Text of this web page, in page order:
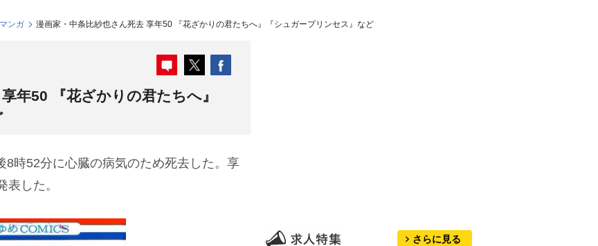
マンガ 漫画家・中条比紗也さん死去 享年50 『花ざかりの君たちへ』『シュガープリンセス』など
年50 『花ざかりの君たちへ』
8時52分に心臓の病気のため死去した。享
した。
さらに見る